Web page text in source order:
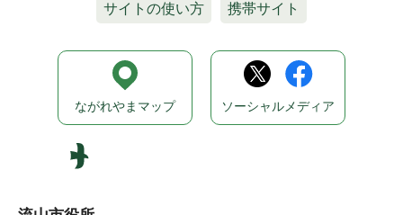
サイトの使い方 携帯サイト
ながれやまマップ ソーシャルメディア